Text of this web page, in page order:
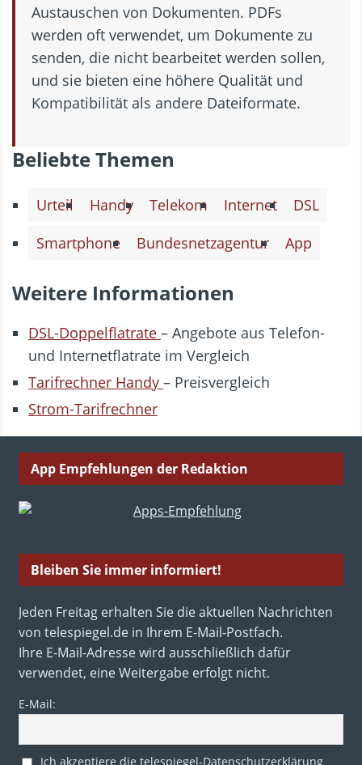
Austauschen von Dokumenten. PDFs
werden oft verwendet, um Dokumente zu
senden, die nicht bearbeitet werden sollen,
und sie bieten eine höhere Qualität und
Kompatibilität als andere Dateiformate.
Beliebte Themen
Urteil Handy Telekom Internet
DSL
Smartphone
Bundesnetzagentur App
Weitere Informationen
DSL-Doppelflatrate – Angebote aus Telefon-
und Internetflatrate im Vergleich
Tarifrechner Handy – Preisvergleich
Strom-Tarifrechner
App Empfehlungen der Redaktion
Bleiben Sie immer informiert!
Jeden Freitag erhalten Sie die aktuellen Nachrichten
von telespiegel.de in Ihrem E-Mail-Postfach.
Ihre E-Mail-Adresse wird ausschließlich dafür
verwendet, eine Weitergabe erfolgt nicht.
E-Mail:
Ich akzeptiere die telespiegel-Datenschutzerklärung